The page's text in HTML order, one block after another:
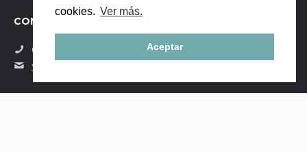
cookies. Ver más.
Aceptar
CONTÁCTANOS
(+34) 684058229
yanaya.studio@gmail.com